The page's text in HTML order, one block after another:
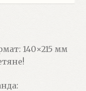
140×215 мм